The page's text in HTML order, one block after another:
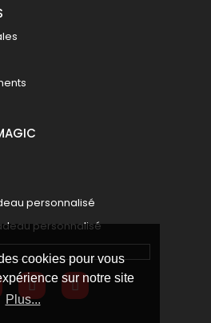
cookies pour vous
sur notre site
Plus...
personnalisé
personnalisé